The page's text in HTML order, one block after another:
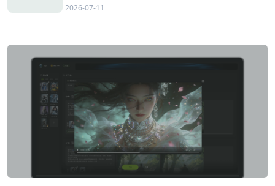
2026-07-11